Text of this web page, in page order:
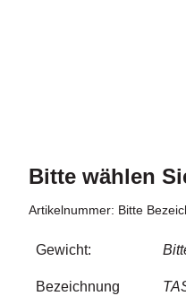
Bitte wählen
Artikelnummer: Bitte
Gewicht:
Bezeichnung